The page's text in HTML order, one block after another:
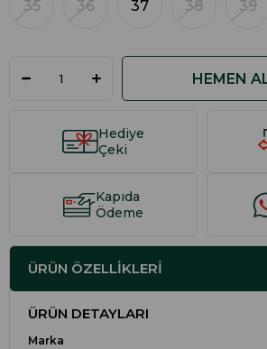
35 36 37 38 39
Hediye
Çeki
Kapıda
Ödeme
ÜRÜN ÖZELLIKLERI
ÜRÜN DETAYLARI
Marka